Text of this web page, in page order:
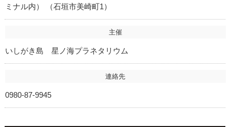
ミナル内） （石垣市美崎町1）
主催
いしがき島 星ノ海プラネタリウム
連絡先
0980-87-9945